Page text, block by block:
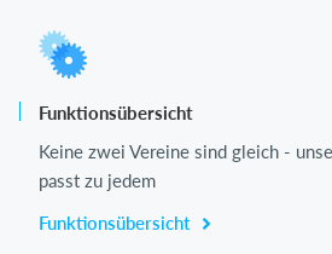
Funktionsübersicht
Keine zwei Vereine sind gleich -
passt zu jedem
Funktionsübersicht